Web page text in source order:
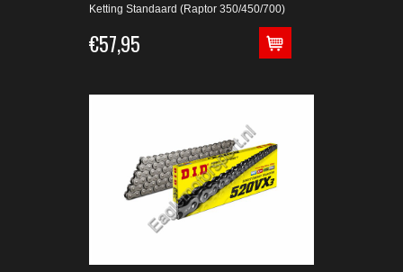
Ketting Standaard (Raptor 350/450/700)
€57,95